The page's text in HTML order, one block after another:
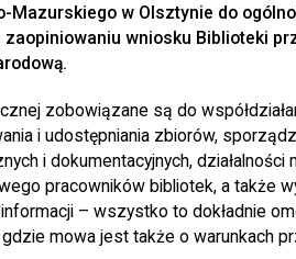
Mazurskiego w Olsztynie do
wniosku Biblioteki
zobowiązane są do
i udostępniania zbiorów,
i dokumentacyjnych, działalności
pracowników bibliotek, a także
– wszystko to dokładnie
mowa jest także o warunkach